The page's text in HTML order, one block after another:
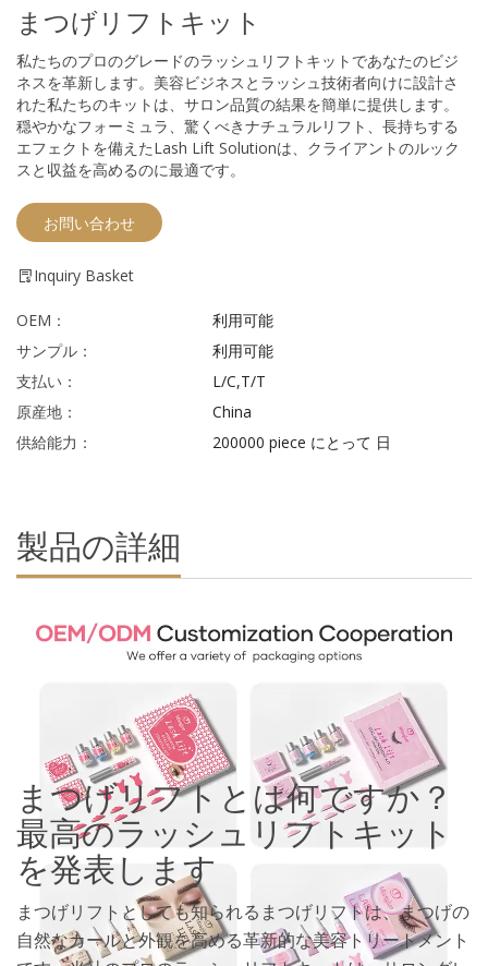
まつげリフトキット
私たちのプロのグレードのラッシュリフトキットであなたのビジ
ネスを革新します。美容ビジネスとラッシュ技術者向けに設計さ
れた私たちのキットは、サロン品質の結果を簡単に提供します。
穏やかなフォーミュラ、驚くべきナチュラルリフト、長持ちする
エフェクトを備えたLash Lift Solutionは、クライアントのルック
スと収益を高めるのに最適です。
お問い合わせ
Inquiry Basket
OEM：
利用可能
サンプル：
利用可能
支払い：
L/C,T/T
原産地：
China
供給能力：
200000 piece にとって 日
製品の詳細
まつげリフトとは何ですか？
最高のラッシュリフトキット
を発表します
まつげリフトとしても知られるまつげリフトは、まつげの
自然なカールと外観を高める革新的な美容トリートメント